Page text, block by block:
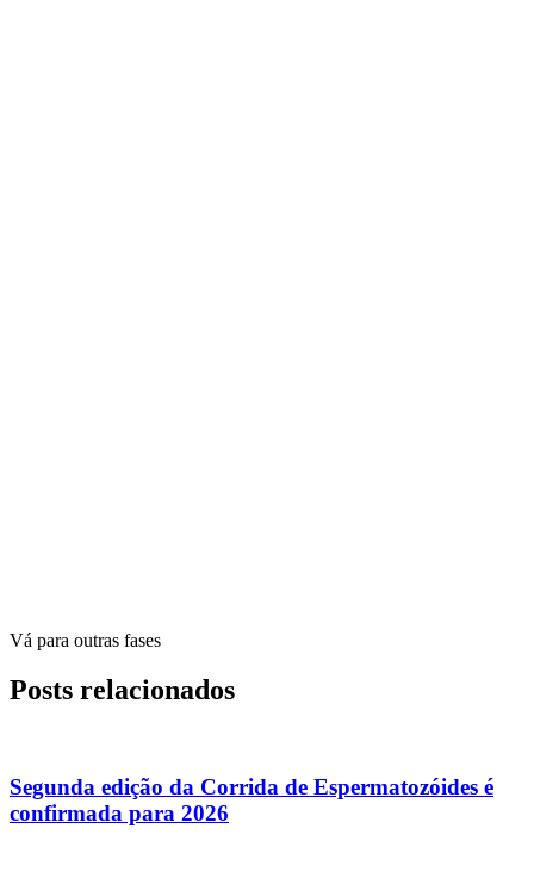
Vá para outras fases
Posts relacionados
Segunda edição da Corrida de Espermatozóides é
confirmada para 2026